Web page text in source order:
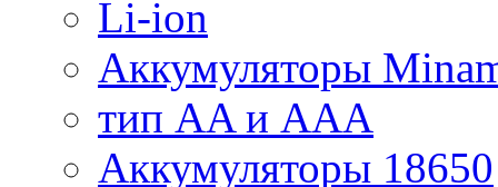
Li-ion
Аккумуляторы
тип AA и AAA
Аккумуляторы 18650